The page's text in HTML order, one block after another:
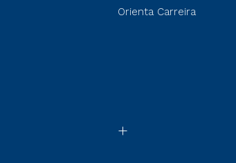
Orienta Carreira